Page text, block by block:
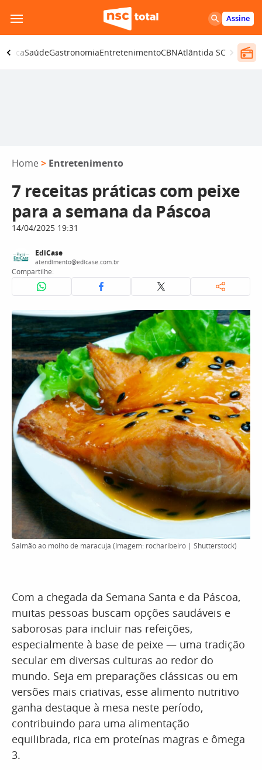
para
o
conteúdo
Assine
SaúdeGastronomiaEntretenimentoCBNAtlântida SC
Home > Entretenimento
7 receitas práticas com peixe
para a semana da Páscoa
14/04/2025 19:31
EdiCase
atendimento@edicase.com.br
Compartilhe:
Salmão ao molho de maracujá (Imagem: rocharibeiro | Shutterstock)
Com a chegada da Semana Santa e da Páscoa,
muitas pessoas buscam opções saudáveis e
saborosas para incluir nas refeições,
especialmente à base de peixe — uma tradição
secular em diversas culturas ao redor do
mundo. Seja em preparações clássicas ou em
versões mais criativas, esse alimento nutritivo
ganha destaque à mesa neste período,
contribuindo para uma alimentação
equilibrada, rica em proteínas magras e ômega
3.